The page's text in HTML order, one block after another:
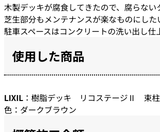
木製デッキが腐食してきたので、腐らな
芝生部分もメンテナンスが楽なものにし
駐車スペースはコンクリートの洗い出し仕
使用した商品
LIXIL ：樹脂デッキ リコステージⅡ 束
色：ダークブラウン